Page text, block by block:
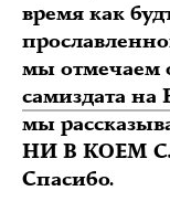
время как
мы отмечаем
самиздата на
мы
НИ В КОЕМ
Спасибо.